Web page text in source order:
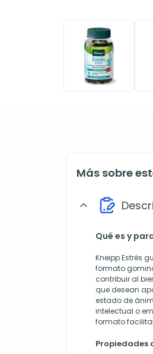
Más sobre
expand_more
Qué es y
Kneipp Estrés
formato
contribuir al
que desean
estado de
intelectual o
formato
Propiedades